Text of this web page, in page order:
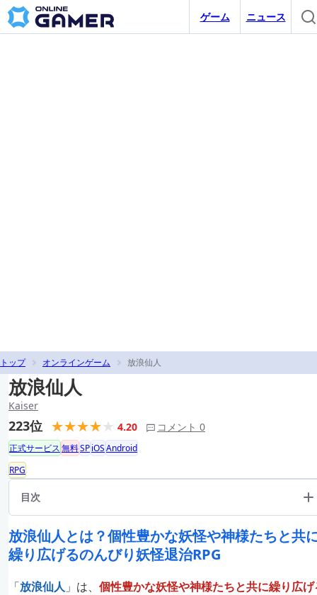
ゲーム ニュース
トップ オンラインゲーム 放浪仙人
放浪仙人
Kaiser
223位 4.20 コメント 0
正式サービス無料SPiOSAndroid
RPG
目次
放浪仙人とは？個性豊かな妖怪や神様たちと共
繰り広げるのんびり妖怪退治RPG
「放浪仙人 」は、 個性豊かな妖怪や神様たちと共に繰り広げ